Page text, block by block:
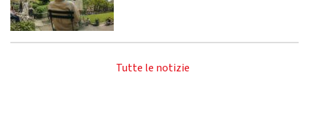
Tutte le notizie